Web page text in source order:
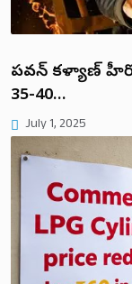
పవన్ కళ్యాణ్
35-40…
July 1, 2025